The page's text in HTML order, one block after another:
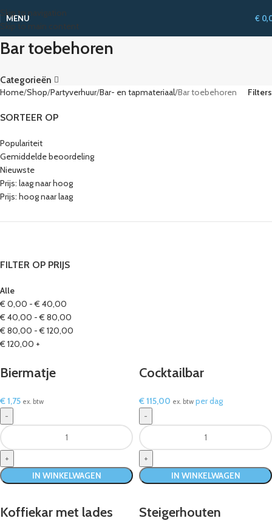
Skip to navigation
Skip to main content
MENU €
Bar toebehoren
Categorieën
Home Shop Partyverhuur Bar- en tapmateriaal Bar toebehoren Filters
SORTEER OP
Populariteit
Gemiddelde beoordeling
Nieuwste
Prijs: laag naar hoog
Prijs: hoog naar laag
FILTER OP PRIJS
Alle
€ 0,00 -€ 40,00
€ 40,00 -€ 80,00
€ 80,00 -€ 120,00
€ 120,00 +
Biermatje
€1,75 ex. btw
IN WINKELWAGEN
Cocktailbar
€115,00 ex. btw per dag
IN WINKELWAGEN
Koffiekar met lades
Steigerhouten